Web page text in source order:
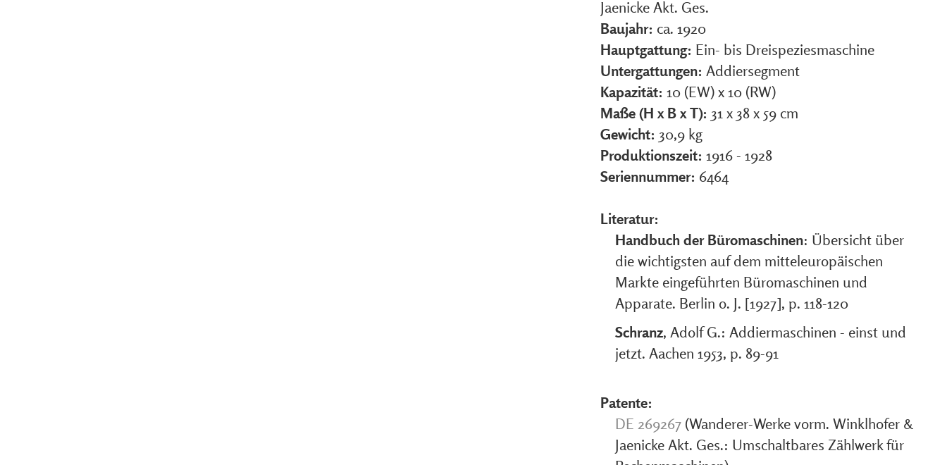
Jaenicke Akt. Ges.
Baujahr: ca. 1920
Hauptgattung: Ein- bis Dreispeziesmaschine
Untergattungen: Addiersegment
Kapazität: 10 (EW) x 10 (RW)
Maße (H x B x T): 31 x 38 x 59 cm
Gewicht: 30,9 kg
Produktionszeit: 1916 - 1928
Seriennummer: 6464
Literatur:
Handbuch der Büromaschinen: Übersicht über
die wichtigsten auf dem mitteleuropäischen
Markte eingeführten Büromaschinen und
Apparate. Berlin o. J. [1927], p. 118-120
Schranz, Adolf G.: Addiermaschinen - einst und
jetzt. Aachen 1953, p. 89-91
Patente:
DE 269267 (Wanderer-Werke vorm. Winklhofer &
Jaenicke Akt. Ges.: Umschaltbares Zählwerk für